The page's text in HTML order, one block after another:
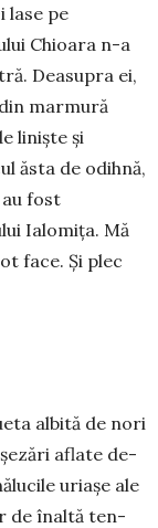
lase pe
Chioara n-a
Deasupra ei,
marmură
liniște și
ăsta de odihnă,
fost
Ialomița. Mă
face. Și plec
albită de nori
aflate de­
uriașe ale
de înaltă ten­